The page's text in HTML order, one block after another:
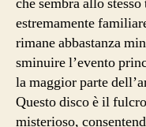
estremamente
rimane abbastanza
sminuire l’evento
la maggior parte
Questo disco è il
misterioso,